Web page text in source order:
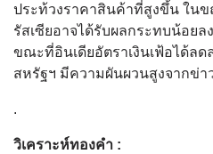
ประท้วงราคาสินค้าที่สูงขึ้น ใน
รัสเซียอาจได้รับผลกระทบน้อย
ขณะที่อินเดียอัตราเงินเฟ้อได้ลด
สหรัฐฯ มีความผันผวนสูงจากข่
.
วิเคราะห์ทองคำ :